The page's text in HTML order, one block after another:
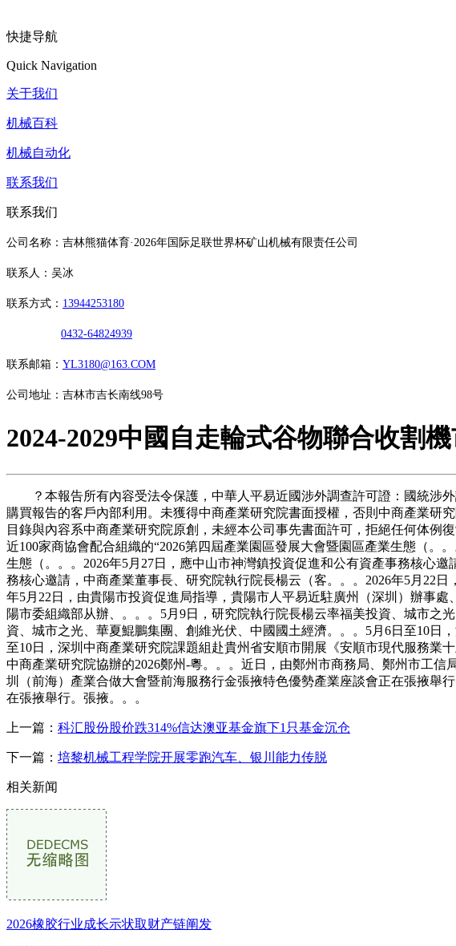
快捷导航
Quick Navigation
关于我们
机械百科
机械自动化
联系我们
联系我们
公司名称：吉林熊猫体育·2026年国际足联世界杯矿山机械有限责任公司
联系人：吴冰
联系方式： 13944253180
0432-64824939
联系邮箱： YL3180@163.COM
公司地址：吉林市吉长南线98号
2024-2029中國自走輪式谷物聯合收割
？本報告所有內容受法令保護，中華人平易近國涉外調查許可證：國統涉外
購買報告的客戶內部利用。未獲得中商產業研究院書面授權，否則中商產業研
目錄與內容系中商產業研究院原創，未經本公司事先書面許可，拒絕任何体例
近100家商協會配合組織的“2026第四屆產業園區發展大會暨園區產業生態（。
生態（。。。2026年5月27日，應中山市神灣鎮投資促進和公有資產事務核心
務核心邀請，中商產業董事長、研究院執行院長楊云（客。。。2026年5月22
年5月22日，由貴陽市投資促進局指導，貴陽市人平易近駐廣州（深圳）辦事
陽市委組織部从辦、。。。5月9日，研究院執行院長楊云率福美投資、城市
資、城市之光、華夏鯤鵬集團、創維光伏、中國國土經濟。。。5月6日至10日
至10日，深圳中商產業研究院課題組赴貴州省安順市開展《安順市現代服務業
中商產業研究院協辦的2026鄭州-粵。。。近日，由鄭州市商務局、鄭州市工
圳（前海）產業合做大會暨前海服務行金張掖特色優勢產業座談會正在張掖舉
在張掖舉行。張掖。。。
上一篇： 科汇股份股价跌314%信达澳亚基金旗下1只基金沉仓
下一篇： 培黎机械工程学院开展零跑汽车、银川能力传脱
相关新闻
2026橡胶行业成长示状取财产链阐发